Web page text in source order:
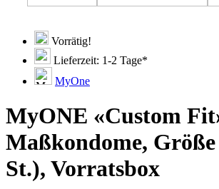
Vorrätig!
Lieferzeit: 1-2 Tage*
MyOne
MyONE «Custom
Maßkondome, Größe
St.), Vorratsbox